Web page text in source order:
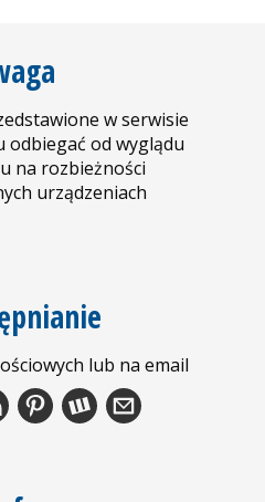
w serwisie
odbiegać od wyglądu
na rozbieżności
urządzeniach
lub na email
LinkedIn Pinterest Wykop.pl